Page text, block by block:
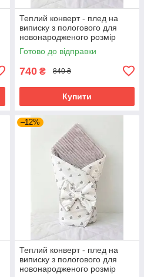
Теплий конверт - плед на
виписку з пологового для
новонародженого розмір
90х80 см BST пір'я
Готово до відправки
740 ₴ 840 ₴
Купити
–12%
Теплий конверт - плед на
виписку з пологового для
новонародженого розмір